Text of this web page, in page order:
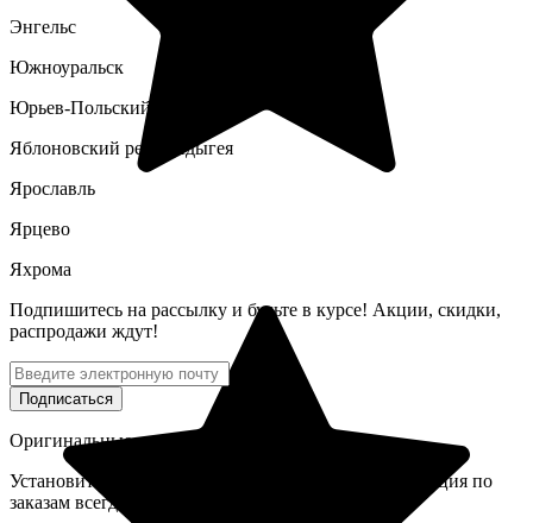
Энгельс
Южноуральск
Юрьев-Польский
Яблоновский респ. Адыгея
Ярославль
Ярцево
Яхрома
Подпишитесь на рассылку и будьте в курсе! Акции, скидки,
распродажи ждут!
Подписаться
Оригинальные товары с гарантией!
Установите мобильное приложение, чтобы информация по
заказам всегда была под рукой